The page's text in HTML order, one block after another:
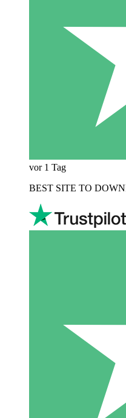
vor 1 Tag
BEST SITE TO